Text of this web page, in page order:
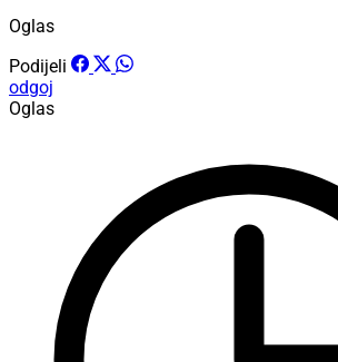
Oglas
Podijeli
odgoj
Oglas